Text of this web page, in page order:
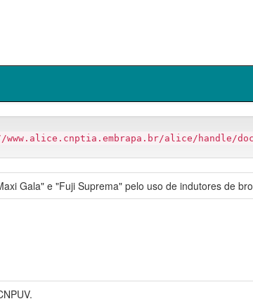
alice/handle/
Gala" e "Fuji Suprema" pelo uso de indutores de